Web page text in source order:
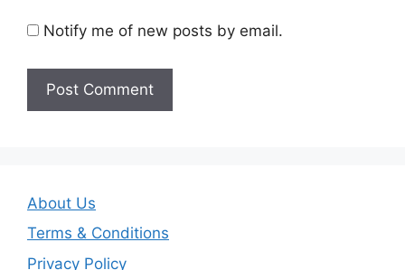
Notify me of new posts by email.
About Us
Terms & Conditions
Privacy Policy